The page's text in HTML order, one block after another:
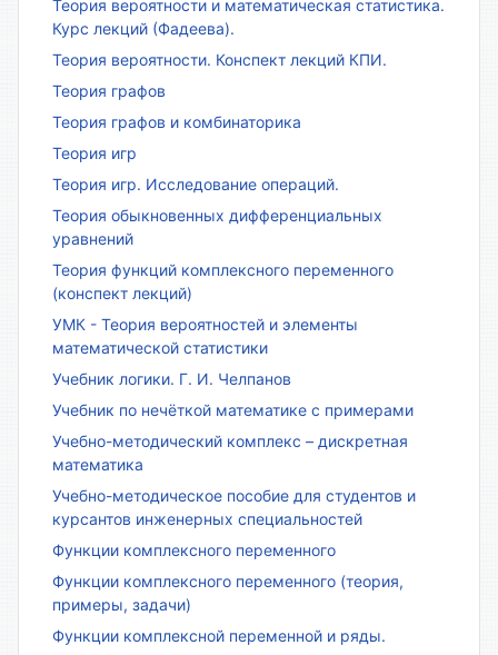
Теория вероятности и математическая статистика.
Курс лекций (Фадеева).
Теория вероятности. Конспект лекций КПИ.
Теория графов
Теория графов и комбинаторика
Теория игр
Теория игр. Исследование операций.
Теория обыкновенных дифференциальных
уравнений
Теория функций комплексного переменного
(конспект лекций)
УМК - Теория вероятностей и элементы
математической статистики
Учебник логики. Г. И. Челпанов
Учебник по нечёткой математике с примерами
Учебно-методический комплекс – дискретная
математика
Учебно-методическое пособие для студентов и
курсантов инженерных специальностей
Функции комплексного переменного
Функции комплексного переменного (теория,
примеры, задачи)
Функции комплексной переменной и ряды.